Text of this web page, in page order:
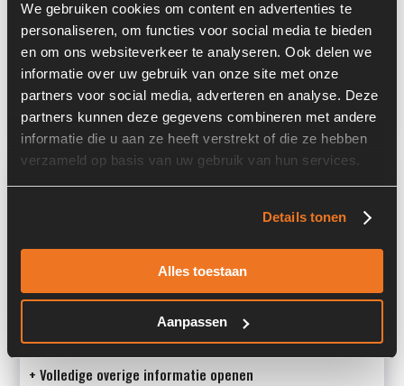
We gebruiken cookies om content en advertenties te
personaliseren, om functies voor social media te bieden
en om ons websiteverkeer te analyseren. Ook delen we
informatie over uw gebruik van onze site met onze
partners voor social media, adverteren en analyse. Deze
partners kunnen deze gegevens combineren met andere
informatie die u aan ze heeft verstrekt of die ze hebben
verzameld op basis van uw gebruik van hun services.
Details tonen
Alles toestaan
Aanpassen
Locatie:
4D4
Past op de volgende machines:
Atlas 1704 MH
Land:
Nederland
Overige informatie
Type 1: 1704MH
S/N: -
+ Volledige overige informatie openen